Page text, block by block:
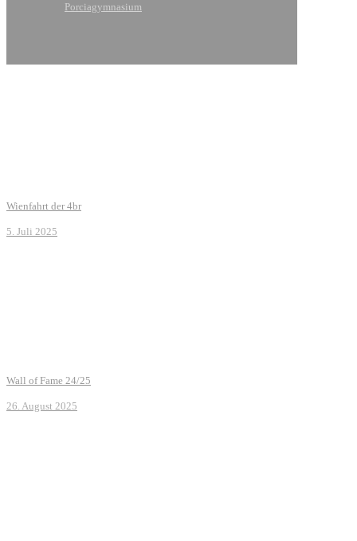
Porciagymnasium
Wienfahrt der 4br
5. Juli 2025
Wall of Fame 24/25
26. August 2025